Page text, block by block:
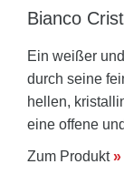
Bianco
Ein weißer
durch seine
hellen,
eine offene
Zum Produkt»